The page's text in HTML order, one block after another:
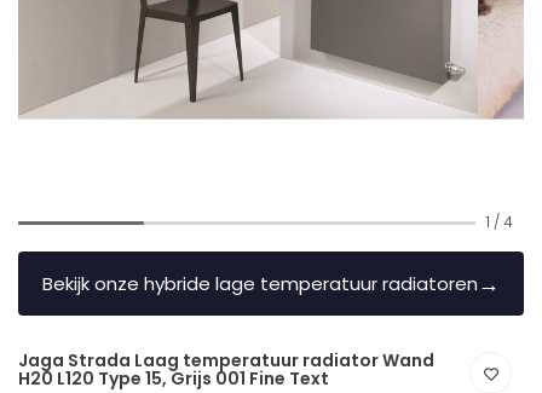
1 / 4
Bekijk onze hybride lage temperatuur radiatoren→
Jaga Strada Laag temperatuur radiator Wand
H20 L120 Type 15, Grijs 001 Fine Text